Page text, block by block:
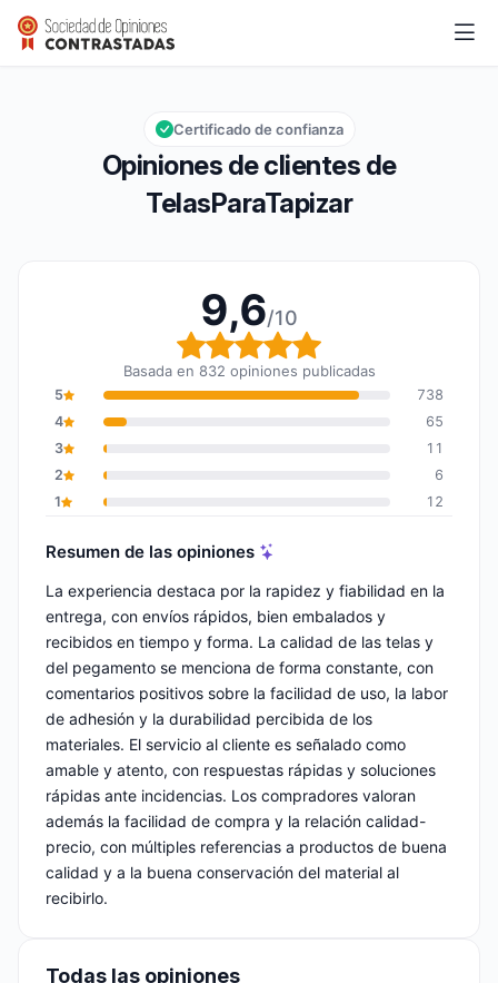
TelasParaTapizar
Calificación global: 9,6 de 10
9,6/10
Opiniones de clientes de
TelasParaTapizar
Certificado de confianza
9,6/10
Calificación global: 9,6
Basada en 832 opiniones publicadas
5
738
4
65
3
11
2
6
1
12
Resumen de las opiniones
La experiencia destaca por la rapidez y fiabilidad en la
entrega, con envíos rápidos, bien embalados y
recibidos en tiempo y forma. La calidad de las telas y
del pegamento se menciona de forma constante, con
comentarios positivos sobre la facilidad de uso, la labor
de adhesión y la durabilidad percibida de los
materiales. El servicio al cliente es señalado como
amable y atento, con respuestas rápidas y soluciones
rápidas ante incidencias. Los compradores valoran
además la facilidad de compra y la relación calidad-
precio, con múltiples referencias a productos de buena
calidad y a la buena conservación del material al
recibirlo.
Todas las opiniones